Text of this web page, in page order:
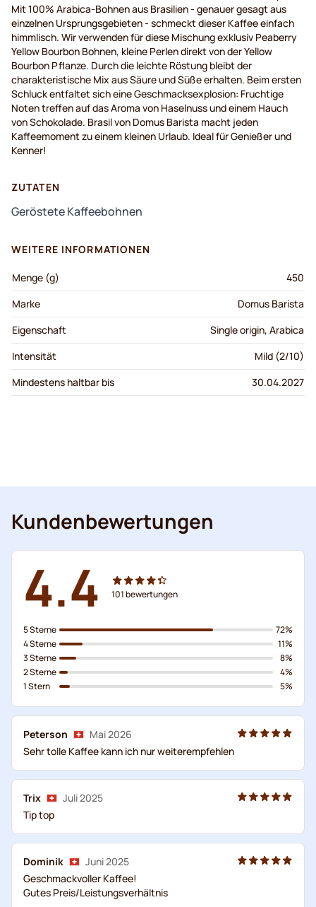
Mit 100% Arabica-Bohnen aus Brasilien - genauer gesagt aus
einzelnen Ursprungsgebieten - schmeckt dieser Kaffee einfach
himmlisch. Wir verwenden für diese Mischung exklusiv Peaberry
Yellow Bourbon Bohnen, kleine Perlen direkt von der Yellow
Bourbon Pflanze. Durch die leichte Röstung bleibt der
charakteristische Mix aus Säure und Süße erhalten. Beim ersten
Schluck entfaltet sich eine Geschmacksexplosion: Fruchtige
Noten treffen auf das Aroma von Haselnuss und einem Hauch
von Schokolade. Brasil von Domus Barista macht jeden
Kaffeemoment zu einem kleinen Urlaub. Ideal für Genießer und
Kenner!
ZUTATEN
Geröstete Kaffeebohnen
WEITERE INFORMATIONEN
Menge (g)
450
Marke
Domus Barista
Eigenschaft
Single origin, Arabica
Intensität
Mild (2/10)
Mindestens haltbar bis
30.04.2027
Kundenbewertungen
4.4 101bewertungen
5 Sterne
4 Sterne
3 Sterne
2 Sterne
1 Stern
72%
11%
8%
4%
5%
Peterson
Mai 2026
Sehr tolle Kaffee kann ich nur weiterempfehlen
Trix
Juli 2025
Tip top
Dominik
Juni 2025
Geschmackvoller Kaffee!
Gutes Preis/Leistungsverhältnis